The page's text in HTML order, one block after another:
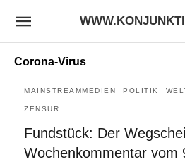
Corona-Virus
MAINSTREAMMEDIEN POLITIK
ZENSUR
Fundstück: Der
Wochenkommentar vom